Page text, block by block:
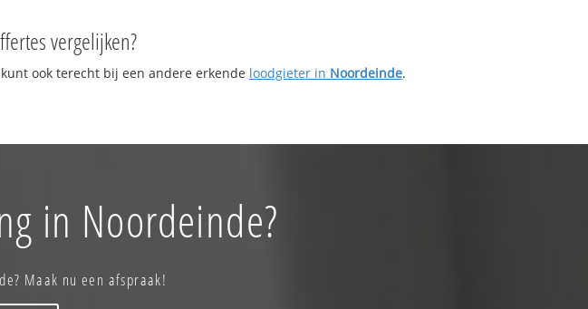
vergelijken?
ook terecht bij een andere erkende loodgieter in Noordeinde.
in Noordeinde?
Maak nu een afspraak!